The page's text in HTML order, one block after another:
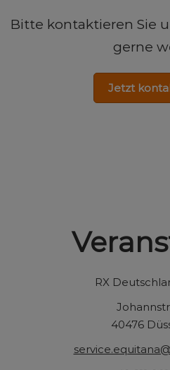
Bitte kontaktieren Sie
gerne
Jetzt
RX
40476